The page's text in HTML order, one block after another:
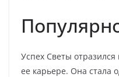
Успех Светы
ее карьере. Она стала